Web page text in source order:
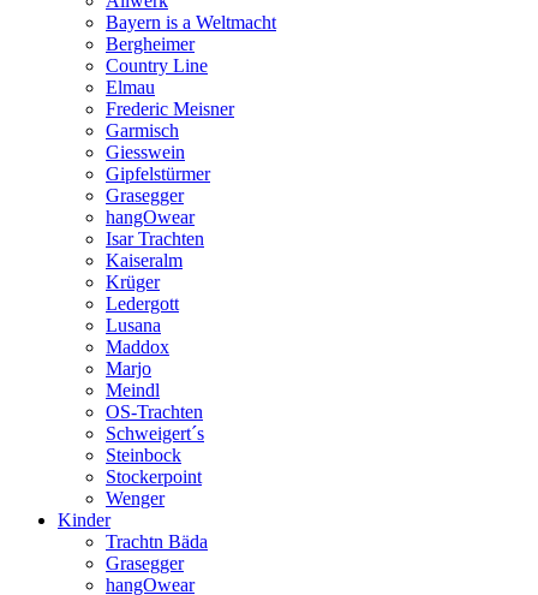
Bayern is a Weltmacht
Bergheimer
Country Line
Elmau
Frederic Meisner
Garmisch
Giesswein
Gipfelstürmer
Grasegger
hangOwear
Isar Trachten
Kaiseralm
Krüger
Ledergott
Lusana
Maddox
Marjo
Meindl
OS-Trachten
Schweigert´s
Steinbock
Stockerpoint
Wenger
Kinder
Trachtn Bäda
Grasegger
hangOwear